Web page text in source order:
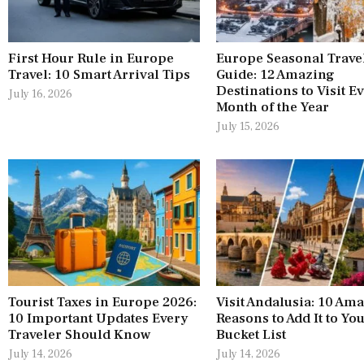
First Hour Rule in Europe
Travel: 10 Smart Arrival Tips
July 16, 2026
Europe Seasonal
Guide: 12 Amazing
Destinations to Visit
Month of the Year
July 15, 2026
Tourist Taxes in Europe 2026:
10 Important Updates Every
Traveler Should Know
July 14, 2026
Visit Andalusia: 10
Reasons to Add It to
Bucket List
July 14, 2026